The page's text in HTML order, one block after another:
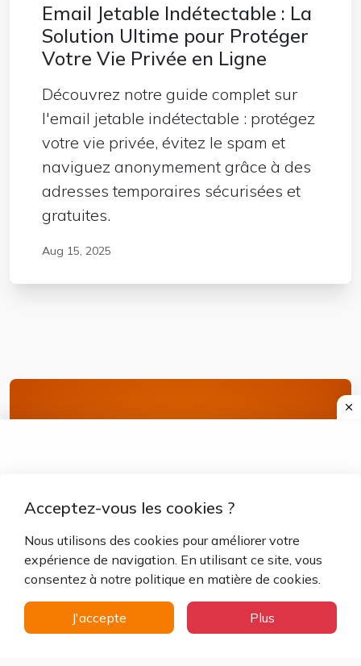
Email Jetable Indétectable : La
Solution Ultime pour Protéger
Votre Vie Privée en Ligne
Découvrez notre guide complet sur
l'email jetable indétectable : protégez
votre vie privée, évitez le spam et
naviguez anonymement grâce à des
adresses temporaires sécurisées et
gratuites.
Aug 15, 2025
Inscrivez-vous pour accéder à
Inscrivez-vous maintenant
Acceptez-vous les cookies ?
Nous utilisons des cookies pour améliorer votre
expérience de navigation. En utilisant ce site, vous
consentez à notre politique en matière de cookies.
J'accepte Plus